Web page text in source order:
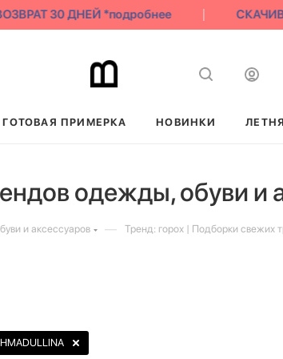
30 ДНЕЙ *подробнее
ГОТОВАЯ ПРИМЕРКА НОВИНКИ
одежды, обуви и
и аксессуаров — Тренд: горох | Подборки свежих